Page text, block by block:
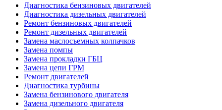
Диагностика бензиновых двигателей
Диагностика дизельных двигателей
Ремонт бензиновых двигателей
Ремонт дизельных двигателей
Замена маслосъемных колпачков
Замена помпы
Замена прокладки ГБЦ
Замена цепи ГРМ
Ремонт двигателей
Диагностика турбины
Замена бензинового двигателя
Замена дизельного двигателя